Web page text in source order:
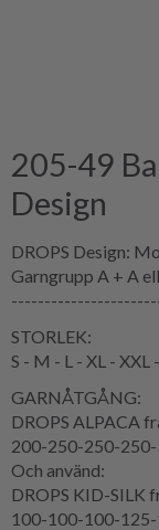
205-49
Design
DROPS Design:
Garngrupp A + A
STORLEK:
S - M - L - XL - XXL
GARNÅTGÅNG:
DROPS ALPACA
200-250-250-250-
Och använd:
DROPS KID-SILK
100-100-100-